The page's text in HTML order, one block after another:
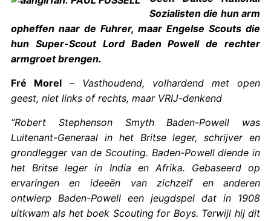
Sozialisten die hun arm
opheffen naar de Fuhrer, maar Engelse Scouts die
hun Super-Scout Lord Baden Powell de rechter
armgroet brengen.
Fré Morel– Vasthoudend, volhardend met open
geest, niet links of rechts, maar VRIJ-denkend
“Robert Stephenson Smyth Baden-Powell was
Luitenant-Generaal in het Britse leger, schrijver en
grondlegger van de Scouting. Baden-Powell diende in
het Britse leger in India en Afrika. Gebaseerd op
ervaringen en ideeën van zichzelf en anderen
ontwierp Baden-Powell een jeugdspel dat in 1908
uitkwam als het boek Scouting for Boys. Terwijl hij dit